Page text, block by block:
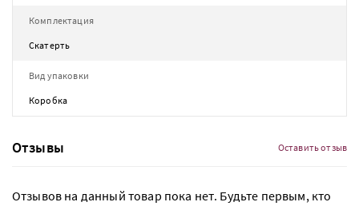
Комплектация
Скатерть
Вид упаковки
Коробка
Отзывы Оставить отзыв
Отзывов на данный товар пока нет. Будьте первым, кто